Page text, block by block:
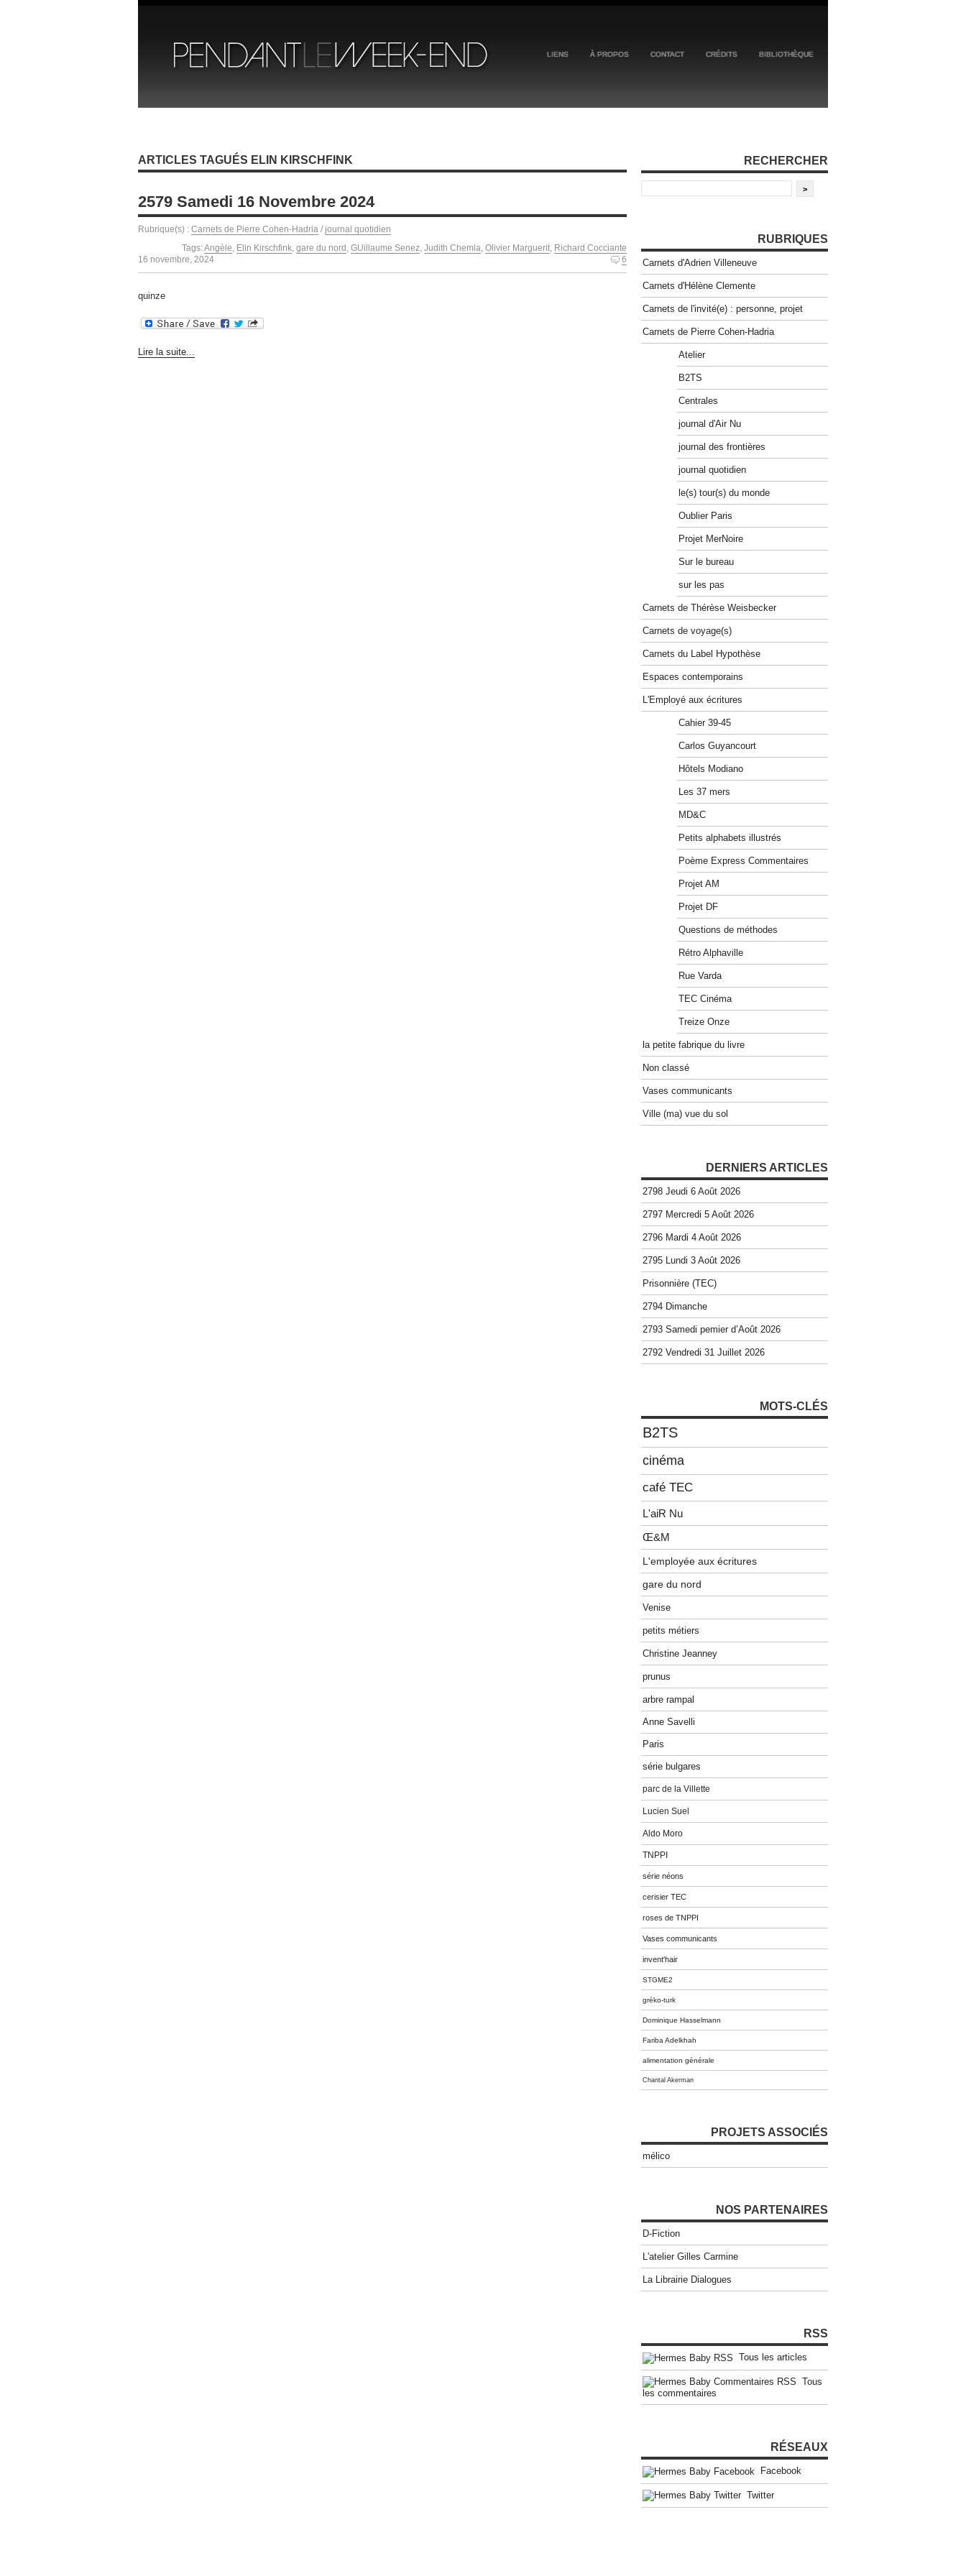
LIENS À PROPOS CONTACT CRÉDITS BIBLIOTHÈQUE
ARTICLES TAGUÉS ELIN KIRSCHFINK
2579 Samedi 16 Novembre 2024
Rubrique(s) : Carnets de Pierre Cohen-Hadria / journal quotidien
Tags:Angèle, Elin Kirschfink, gare du nord , GUillaume Senez, Judith Chemla, Olivier Marguerit, Richard Cocciante
16 novembre, 2024
6
quinze
Lire la suite...
RECHERCHER
RUBRIQUES
Carnets d'Adrien Villeneuve
Carnets d'Hélène Clemente
Carnets de l'invité(e) : personne, projet
Carnets de Pierre Cohen-Hadria
Atelier
B2TS
Centrales
journal d'Air Nu
journal des frontières
journal quotidien
le(s) tour(s) du monde
Oublier Paris
Projet MerNoire
Sur le bureau
sur les pas
Carnets de Thérèse Weisbecker
Carnets de voyage(s)
Carnets du Label Hypothèse
Espaces contemporains
L'Employé aux écritures
Cahier 39-45
Carlos Guyancourt
Hôtels Modiano
Les 37 mers
MD&C
Petits alphabets illustrés
Poème Express Commentaires
Projet AM
Projet DF
Questions de méthodes
Rétro Alphaville
Rue Varda
TEC Cinéma
Treize Onze
la petite fabrique du livre
Non classé
Vases communicants
Ville (ma) vue du sol
DERNIERS ARTICLES
2798 Jeudi 6 Août 2026
2797 Mercredi 5 Août 2026
2796 Mardi 4 Août 2026
2795 Lundi 3 Août 2026
Prisonnière (TEC)
2794 Dimanche
2793 Samedi pemier d’Août 2026
2792 Vendredi 31 Juillet 2026
MOTS-CLÉS
B2TS
cinéma
café TEC
L'aiR Nu
Œ&M
L'employée aux écritures
gare du nord
Venise
petits métiers
Christine Jeanney
prunus
arbre rampal
Anne Savelli
Paris
série bulgares
parc de la Villette
Lucien Suel
Aldo Moro
TNPPI
série néons
cerisier TEC
roses de TNPPI
Vases communicants
invent'hair
STGME2
gréko-turk
Dominique Hasselmann
Fariba Adelkhah
alimentation générale
Chantal Akerman
PROJETS ASSOCIÉS
mélico
NOS PARTENAIRES
D-Fiction
L'atelier Gilles Carmine
La Librairie Dialogues
RSS
Tous les articles
Tous
les commentaires
RÉSEAUX
Facebook
Twitter